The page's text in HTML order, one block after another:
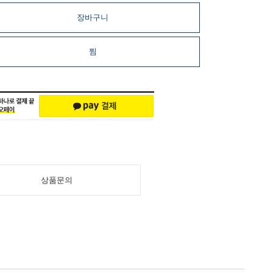
장바구니
찜
상품문의